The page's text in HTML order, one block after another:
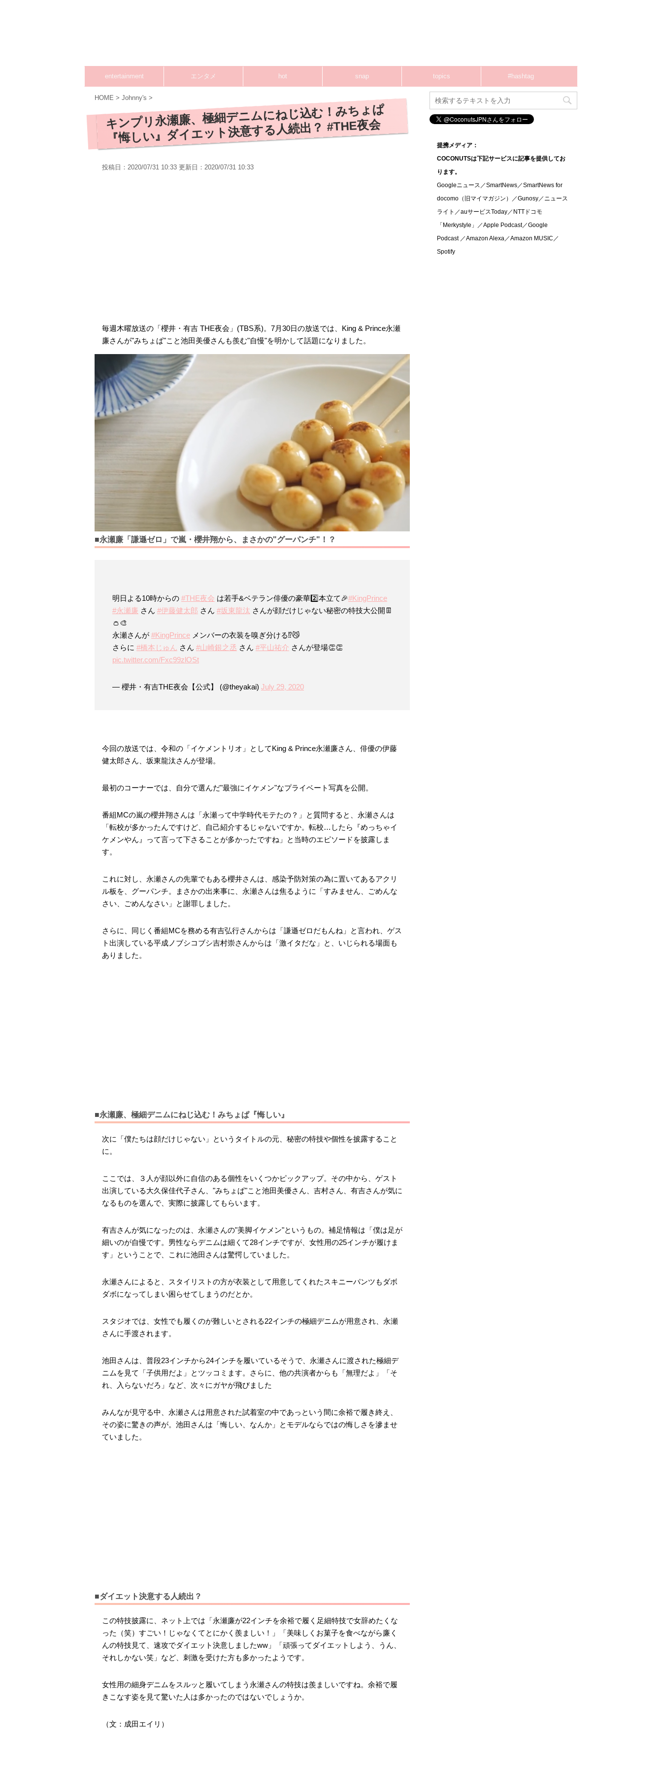
entertainment エンタメ hot snap topics #hashtag
HOME > Johnny's >
キンプリ永瀬廉、極細デニムにねじ込む！みちょぱ
『悔しい』ダイエット決意する人続出？ #THE夜会
投稿日：2020/07/31 10:33 更新日： 2020/07/31 10:33
毎週木曜放送の「櫻井・有吉 THE夜会」(TBS系)。7月30日の放送では、King & Prince永瀬
廉さんが"みちょぱ"こと池田美優さんも羨む"自慢"を明かして話題になりました。
■永瀬廉「謙遜ゼロ」で嵐・櫻井翔から、まさかの"グーパンチ"！？
明日よる10時からの #THE夜会 は若手&ベテラン俳優の豪華2️⃣本立て🎉#KingPrince
#永瀬廉 さん #伊藤健太郎 さん #坂東龍汰 さんが顔だけじゃない秘密の特技大公開👖
👛🎨
永瀬さんが #KingPrince メンバーの衣装を嗅ぎ分ける⁉️😼
さらに #橋本じゅん さん #山崎銀之丞 さん #平山祐介 さんが登場👏👏
pic.twitter.com/Fxc99zlOSt
— 櫻井・有吉THE夜会【公式】 (@theyakai) July 29, 2020
今回の放送では、令和の「イケメントリオ」としてKing & Prince永瀬廉さん、俳優の伊藤
健太郎さん、坂東龍汰さんが登場。
最初のコーナーでは、自分で選んだ"最強にイケメン"なプライベート写真を公開。
番組MCの嵐の櫻井翔さんは「永瀬って中学時代モテたの？」と質問すると、永瀬さんは
「転校が多かったんですけど、自己紹介するじゃないですか。転校…したら『めっちゃイ
ケメンやん』って言って下さることが多かったですね」と当時のエピソードを披露しま
す。
これに対し、永瀬さんの先輩でもある櫻井さんは、感染予防対策の為に置いてあるアクリ
ル板を、グーパンチ。まさかの出来事に、永瀬さんは焦るように「すみません、ごめんな
さい、ごめんなさい」と謝罪しました。
さらに、同じく番組MCを務める有吉弘行さんからは「謙遜ゼロだもんね」と言われ、ゲス
ト出演している平成ノブシコブシ吉村崇さんからは「激イタだな」と、いじられる場面も
ありました。
■永瀬廉、極細デニムにねじ込む！みちょぱ『悔しい』
次に「僕たちは顔だけじゃない」というタイトルの元、秘密の特技や個性を披露すること
に。
ここでは、３人が顔以外に自信のある個性をいくつかピックアップ。その中から、ゲスト
出演している大久保佳代子さん、"みちょぱ"こと池田美優さん、吉村さん、有吉さんが気に
なるものを選んで、実際に披露してもらいます。
有吉さんが気になったのは、永瀬さんの"美脚イケメン"というもの。補足情報は「僕は足が
細いのが自慢です。男性ならデニムは細くて28インチですが、女性用の25インチが履けま
す」ということで、これに池田さんは驚愕していました。
永瀬さんによると、スタイリストの方が衣装として用意してくれたスキニーパンツもダボ
ダボになってしまい困らせてしまうのだとか。
スタジオでは、女性でも履くのが難しいとされる22インチの極細デニムが用意され、永瀬
さんに手渡されます。
池田さんは、普段23インチから24インチを履いているそうで、永瀬さんに渡された極細デ
ニムを見て「子供用だよ」とツッコミます。さらに、他の共演者からも「無理だよ」「そ
れ、入らないだろ」など、次々にガヤが飛びました
みんなが見守る中、永瀬さんは用意された試着室の中であっという間に余裕で履き終え、
その姿に驚きの声が。池田さんは「悔しい、なんか」とモデルならではの悔しさを滲ませ
ていました。
■ダイエット決意する人続出？
この特技披露に、ネット上では「永瀬廉が22インチを余裕で履く足細特技で女辞めたくな
った（笑）すごい！じゃなくてとにかく羨ましい！」「美味しくお菓子を食べながら廉く
んの特技見て、速攻でダイエット決意しましたww」「頑張ってダイエットしよう、うん、
それしかない笑」など、刺激を受けた方も多かったようです。
女性用の細身デニムをスルッと履いてしまう永瀬さんの特技は羨ましいですね。余裕で履
きこなす姿を見て驚いた人は多かったのではないでしょうか。
（文：成田エイリ）
提携メディア：
COCONUTSは下記サービスに記事を提供してお
ります。
Googleニュース／SmartNews／SmartNews for
docomo（旧マイマガジン）／Gunosy／ニュース
ライト／auサービスToday／NTTドコモ
「Merkystyle」／Apple Podcast／Google
Podcast ／Amazon Alexa／Amazon MUSIC／
Spotify